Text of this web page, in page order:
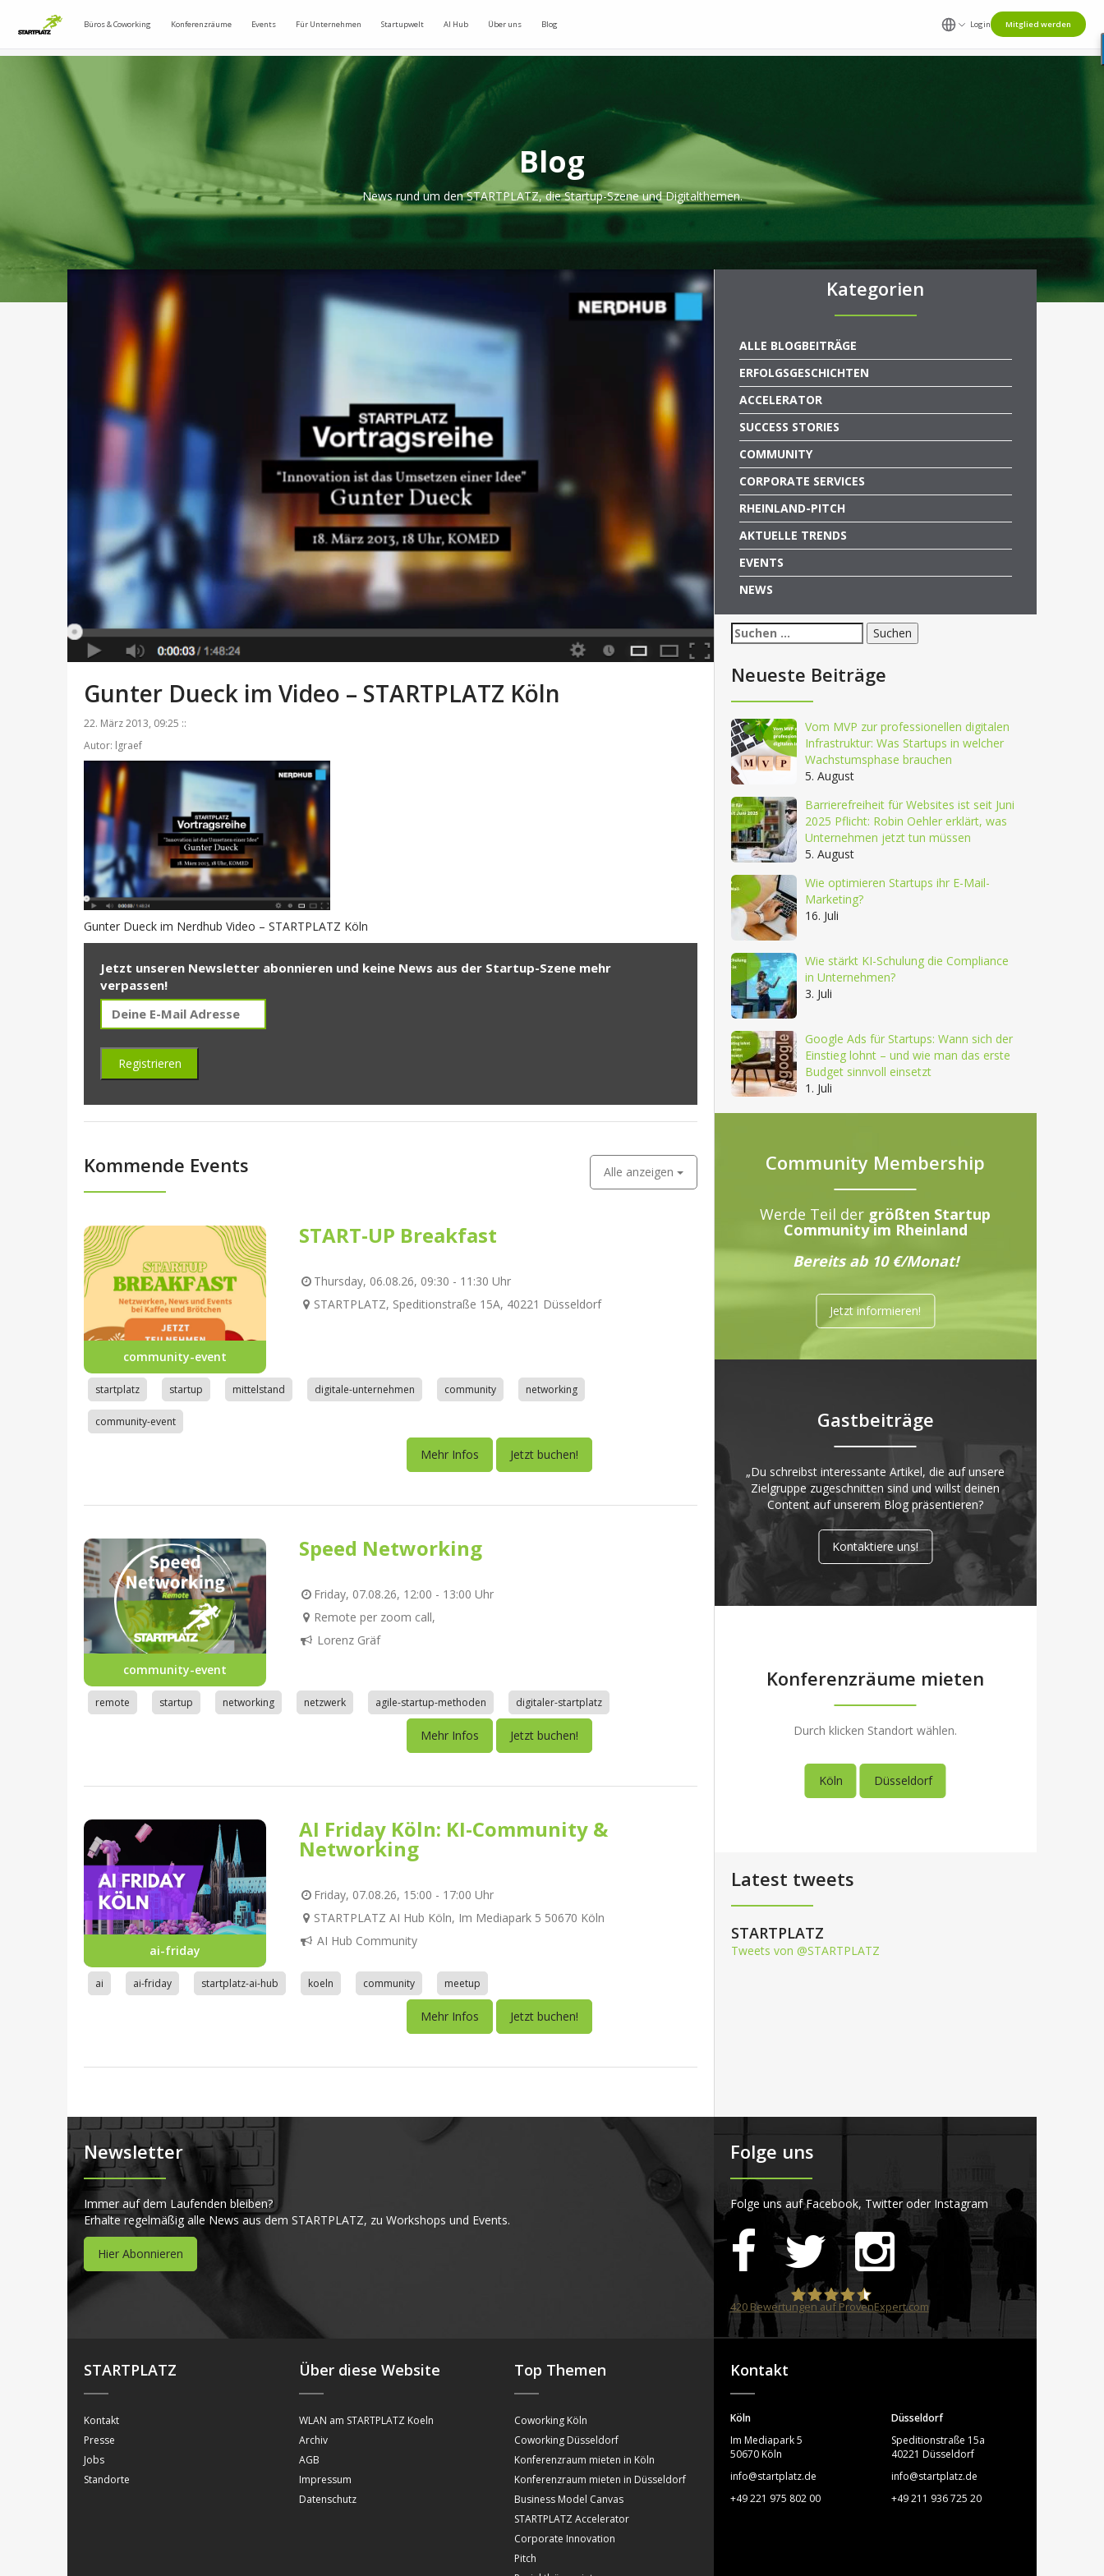
Büros & Coworking Konferenzräume Events Für Unternehmen Startupwelt AI Hub Über uns Blog Login Mitglied werden
Blog
News rund um den STARTPLATZ, die Startup-Szene und Digitalthemen.
Gunter Dueck im Video – STARTPLATZ Köln
22. März 2013, 09:25 ::
Autor: lgraef
Gunter Dueck im Nerdhub Video – STARTPLATZ Köln
Jetzt unseren Newsletter abonnieren und keine News aus der Startup-Szene mehr
verpassen!
Kommende Events Alle anzeigen
community-event
START-UP Breakfast
Thursday, 06.08.26, 09:30 - 11:30 Uhr
STARTPLATZ, Speditionstraße 15A, 40221 Düsseldorf
startplatz startup mittelstand digitale-unternehmen community networking
community-event
Mehr Infos Jetzt buchen!
community-event
Speed Networking
Friday, 07.08.26, 12:00 - 13:00 Uhr
Remote per zoom call,
Lorenz Gräf
remote startup networking netzwerk agile-startup-methoden digitaler-startplatz
Mehr Infos Jetzt buchen!
ai-friday
AI Friday Köln: KI-Community &
Networking
Friday, 07.08.26, 15:00 - 17:00 Uhr
STARTPLATZ AI Hub Köln, Im Mediapark 5 50670 Köln
AI Hub Community
ai ai-friday startplatz-ai-hub koeln community meetup
Mehr Infos Jetzt buchen!
Kategorien
ALLE BLOGBEITRÄGE
ERFOLGSGESCHICHTEN
ACCELERATOR
SUCCESS STORIES
COMMUNITY
CORPORATE SERVICES
RHEINLAND-PITCH
AKTUELLE TRENDS
EVENTS
NEWS
Suchen
nach:
Neueste Beiträge
Vom MVP zur professionellen digitalen
Infrastruktur: Was Startups in welcher
Wachstumsphase brauchen
5. August
Barrierefreiheit für Websites ist seit Juni
2025 Pflicht: Robin Oehler erklärt, was
Unternehmen jetzt tun müssen
5. August
Wie optimieren Startups ihr E-Mail-
Marketing?
16. Juli
Wie stärkt KI-Schulung die Compliance
in Unternehmen?
3. Juli
Google Ads für Startups: Wann sich der
Einstieg lohnt – und wie man das erste
Budget sinnvoll einsetzt
1. Juli
Community Membership
Werde Teil der größten Startup
Community im Rheinland
Bereits ab 10 €/Monat!
Jetzt informieren!
Gastbeiträge
„Du schreibst interessante Artikel, die auf unsere
Zielgruppe zugeschnitten sind und willst deinen
Content auf unserem Blog präsentieren?
Kontaktiere uns!
Konferenzräume mieten
Durch klicken Standort wählen.
Köln Düsseldorf
Latest tweets
STARTPLATZ
Tweets von @STARTPLATZ
Newsletter
Immer auf dem Laufenden bleiben?
Erhalte regelmäßig alle News aus dem STARTPLATZ, zu Workshops und Events.
Hier Abonnieren
Folge uns
Folge uns auf Facebook, Twitter oder Instagram
STARTPLATZ
420Bewertungen auf ProvenExpert.com
STARTPLATZ
Kontakt
Presse
Jobs
Standorte
Über diese Website
WLAN am STARTPLATZ Koeln
Archiv
AGB
Impressum
Datenschutz
Top Themen
Coworking Köln
Coworking Düsseldorf
Konferenzraum mieten in Köln
Konferenzraum mieten in Düsseldorf
Business Model Canvas
STARTPLATZ Accelerator
Corporate Innovation
Pitch
Kontakt
Köln
Im Mediapark 5
50670 Köln
info@startplatz.de
+49 221 975 802 00
Düsseldorf
Speditionstraße 15a
40221 Düsseldorf
info@startplatz.de
+49 211 936 725 20